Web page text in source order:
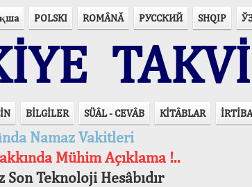
POLSKI ROMÂNĂ РУССКИЙ SHQIP
BİLGİLER SÜÂL - CEVÂB KİTÂBLAR
Namaz Vakitleri
Mühim Açıklama !..
Teknoloji Hesâbıdır